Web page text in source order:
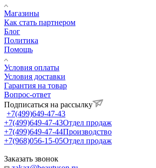
Магазины
Как стать партнером
Блог
Политика
Помощь
Условия оплаты
Условия доставки
Гарантия на товар
Вопрос-ответ
Подписаться на рассылку
+7(499)649-47-43
+7(499)649-47-43Отдел продаж
+7(499)649-47-44Производство
+7(968)056-15-05Отдел продаж
Заказать звонок